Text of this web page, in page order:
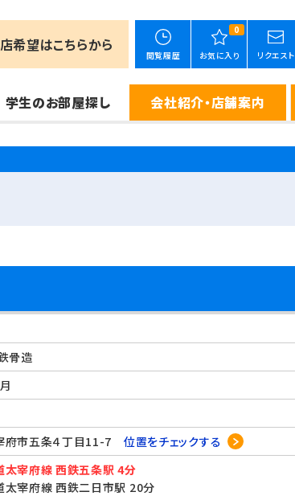
希望はこちらから
閲覧履歴
0
お気に入り リクエスト
学生のお部屋探し 会社紹介・店舗案内
骨造
府市五条４丁目11-7 位置をチェックする
太宰府線 西鉄五条駅 4分
太宰府線 西鉄二日市駅 20分